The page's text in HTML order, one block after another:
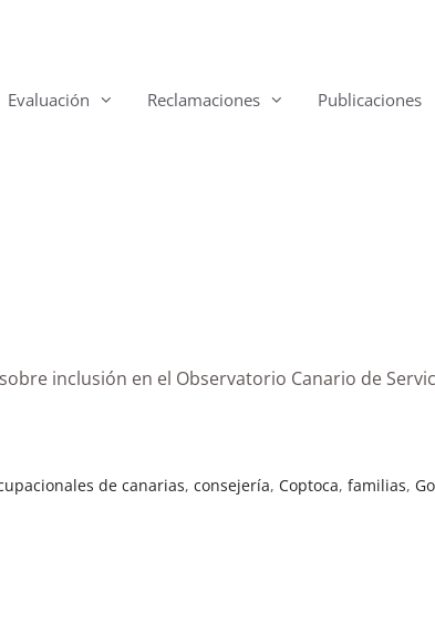
Evaluación Reclamaciones Publicaciones
inclusión en el Observatorio Canario de
de canarias,consejería,Coptoca,familias,